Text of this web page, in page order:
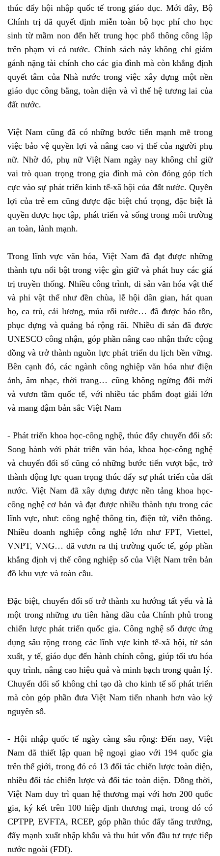
thúc đẩy hội nhập quốc tế trong giáo dục. Mới đây, Bộ
Chính trị đã quyết định miễn toàn bộ học phí cho học
sinh từ mầm non đến hết trung học phổ thông công lập
trên phạm vi cả nước. Chính sách này không chỉ giảm
gánh nặng tài chính cho các gia đình mà còn khẳng định
quyết tâm của Nhà nước trong việc xây dựng một nền
giáo dục công bằng, toàn diện và vì thế hệ tương lai của
đất nước.
Việt Nam cũng đã có những bước tiến mạnh mẽ trong
việc bảo vệ quyền lợi và nâng cao vị thế của người phụ
nữ. Nhờ đó, phụ nữ Việt Nam ngày nay không chỉ giữ
vai trò quan trọng trong gia đình mà còn đóng góp tích
cực vào sự phát triển kinh tế-xã hội của đất nước. Quyền
lợi của trẻ em cũng được đặc biệt chú trọng, đặc biệt là
quyền được học tập, phát triển và sống trong môi trường
an toàn, lành mạnh.
Trong lĩnh vực văn hóa, Việt Nam đã đạt được những
thành tựu nổi bật trong việc gìn giữ và phát huy các giá
trị truyền thống. Nhiều công trình, di sản văn hóa vật thể
và phi vật thể như đền chùa, lễ hội dân gian, hát quan
họ, ca trù, cải lương, múa rối nước… đã được bảo tồn,
phục dựng và quảng bá rộng rãi. Nhiều di sản đã được
UNESCO công nhận, góp phần nâng cao nhận thức cộng
đồng và trở thành nguồn lực phát triển du lịch bền vững.
Bên cạnh đó, các ngành công nghiệp văn hóa như điện
ảnh, âm nhạc, thời trang… cũng không ngừng đổi mới
và vươn tầm quốc tế, với nhiều tác phẩm đoạt giải lớn
và mang đậm bản sắc Việt Nam
- Phát triển khoa học-công nghệ, thúc đẩy chuyển đổi số:
Song hành với phát triển văn hóa, khoa học-công nghệ
và chuyển đổi số cũng có những bước tiến vượt bậc, trở
thành động lực quan trọng thúc đẩy sự phát triển của đất
nước. Việt Nam đã xây dựng được nền tảng khoa học-
công nghệ cơ bản và đạt được nhiều thành tựu trong các
lĩnh vực, như: công nghệ thông tin, điện tử, viễn thông.
Nhiều doanh nghiệp công nghệ lớn như FPT, Viettel,
VNPT, VNG… đã vươn ra thị trường quốc tế, góp phần
khẳng định vị thế công nghiệp số của Việt Nam trên bản
đồ khu vực và toàn cầu.
Đặc biệt, chuyển đổi số trở thành xu hướng tất yếu và là
một trong những ưu tiên hàng đầu của Chính phủ trong
chiến lược phát triển quốc gia. Công nghệ số được ứng
dụng sâu rộng trong các lĩnh vực kinh tế-xã hội, từ sản
xuất, y tế, giáo dục đến hành chính công, giúp tối ưu hóa
quy trình, nâng cao hiệu quả và minh bạch trong quản lý.
Chuyển đổi số không chỉ tạo đà cho kinh tế số phát triển
mà còn góp phần đưa Việt Nam tiến nhanh hơn vào kỷ
nguyên số.
- Hội nhập quốc tế ngày càng sâu rộng: Đến nay, Việt
Nam đã thiết lập quan hệ ngoại giao với 194 quốc gia
trên thế giới, trong đó có 13 đối tác chiến lược toàn diện,
nhiều đối tác chiến lược và đối tác toàn diện. Đồng thời,
Việt Nam duy trì quan hệ thương mại với hơn 200 quốc
gia, ký kết trên 100 hiệp định thương mại, trong đó có
CPTPP, EVFTA, RCEP, góp phần thúc đẩy tăng trưởng,
đẩy mạnh xuất nhập khẩu và thu hút vốn đầu tư trực tiếp
nước ngoài (FDI).